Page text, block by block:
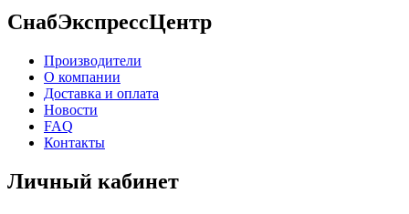
СнабЭкспрессЦентр
Производители
О компании
Доставка и оплата
Новости
FAQ
Контакты
Личный кабинет